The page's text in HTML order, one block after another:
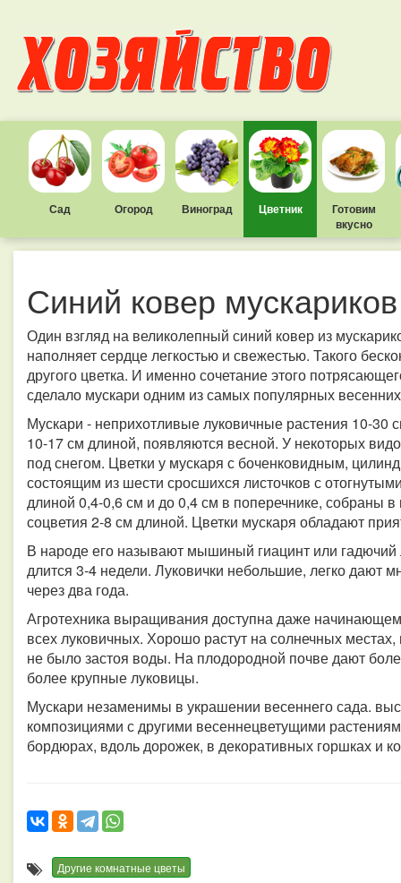
Сад Огород Виноград Цветник
Готовим
вкусно
Синий ковер мускариков
Один взгляд на великолепный синий ковер из
наполняет сердце легкостью и свежестью. Такого
другого цветка. И именно сочетание этого
сделало мускари одним из самых популярных
Мускари - неприхотливые луковичные растения 10-
10-17 см длиной, появляются весной. У некоторых
под снегом. Цветки у мускаря с боченковидным,
состоящим из шести сросшихся листочков с
длиной 0,4-0,6 см и до 0,4 см в поперечнике, собраны
соцветия 2-8 см длиной. Цветки мускаря обладают
В народе его называют мышиный гиацинт или
длится 3-4 недели. Луковички небольшие, легко дают
через два года.
Агротехника выращивания доступна даже
всех луковичных. Хорошо растут на солнечных
не было застоя воды. На плодородной почве дают
более крупные луковицы.
Мускари незаменимы в украшении весеннего сада.
композициями с другими весеннецветущими
бордюрах, вдоль дорожек, в декоративных горшках и
Другие комнатные цветы